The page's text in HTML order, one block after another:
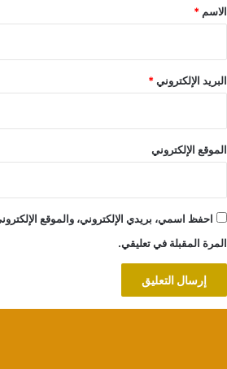
*
الاسم *
البريد الإلكتروني*
الموقع الإلكتروني
احفظ اسمي، بريدي الإلكتروني، والموقع
المرة المقبلة في تعليقي.